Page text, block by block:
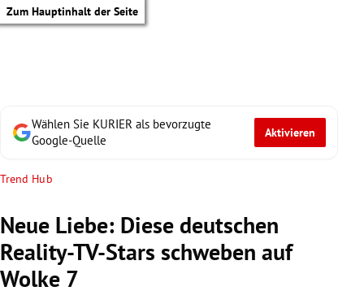
Zum Hauptinhalt der Seite
Wählen Sie KURIER als bevorzugte
Google-Quelle
Aktivieren
Trend Hub
Neue Liebe: Diese deutschen
Reality-TV-Stars schweben auf
Wolke 7